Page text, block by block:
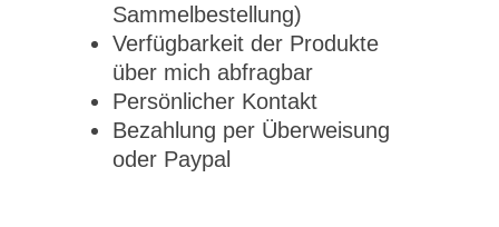
Sammelbestellung)
Verfügbarkeit der Produkte
über mich abfragbar
Persönlicher Kontakt
Bezahlung per Überweisung
oder Paypal